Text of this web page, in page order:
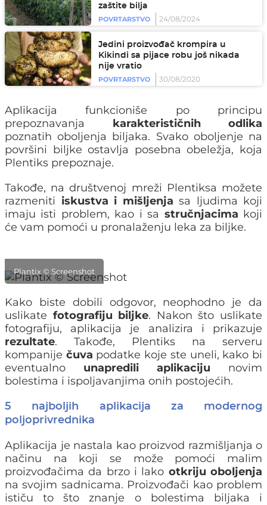
zaštite bilja
POVRTARSTVO
24/08/2024
Jedini proizvođač krompira u
Kikindi sa pijace robu još nikada
nije vratio
POVRTARSTVO
30/08/2020
Aplikacija funkcioniše po principu
prepoznavanja karakterističnih odlika
poznatih oboljenja biljaka. Svako oboljenje na
površini biljke ostavlja posebna obeležja, koja
Plentiks prepoznaje.
Takođe, na društvenoj mreži Plentiksa možete
razmeniti iskustva i mišljenja sa ljudima koji
imaju isti problem, kao i sa stručnjacima koji
će vam pomoći u pronalaženju leka za biljke.
Plantix © Screenshot
Kako biste dobili odgovor, neophodno je da
uslikate fotografiju biljke. Nakon što uslikate
fotografiju, aplikacija je analizira i prikazuje
rezultate. Takođe, Plentiks na serveru
kompanije čuva podatke koje ste uneli, kako bi
eventualno unapredili aplikaciju novim
bolestima i ispoljavanjima onih postojećih.
5 najboljih aplikacija za modernog
poljoprivrednika
Aplikacija je nastala kao proizvod razmišljanja o
načinu na koji se može pomoći malim
proizvođačima da brzo i lako otkriju oboljenja
na svojim sadnicama. Proizvođači kao problem
ističu to što znanje o bolestima biljaka i